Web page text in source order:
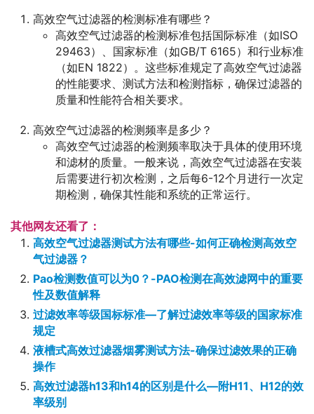
高效空气过滤器的检测标准有哪些？
高效空气过滤器的检测标准包括国际标准（如ISO
29463）、国家标准（如GB/T 6165）和行业标准
（如EN 1822）。这些标准规定了高效空气过滤器
的性能要求、测试方法和检测指标，确保过滤器的
质量和性能符合相关要求。
高效空气过滤器的检测频率是多少？
高效空气过滤器的检测频率取决于具体的使用环境
和滤材的质量。一般来说，高效空气过滤器在安装
后需要进行初次检测，之后每6-12个月进行一次定
期检测，确保其性能和系统的正常运行。
其他网友还看了：
高效空气过滤器测试方法有哪些-如何正确检测高效空
气过滤器？
Pao检测数值可以为0？-PAO检测在高效滤网中的重要
性及数值解释
过滤效率等级国标标准—了解过滤效率等级的国家标准
规定
液槽式高效过滤器烟雾测试方法-确保过滤效果的正确
操作
高效过滤器h13和h14的区别是什么—附H11、H12的效
率级别